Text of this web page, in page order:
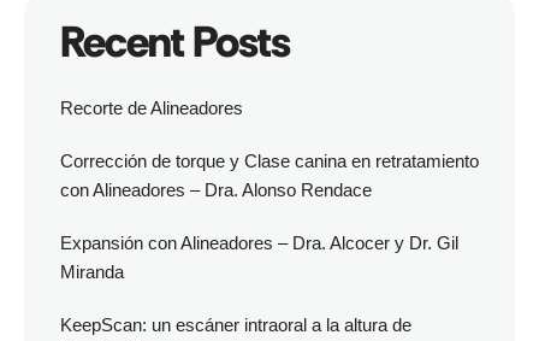
Recent Posts
Recorte de Alineadores
Corrección de torque y Clase canina en retratamiento
con Alineadores – Dra. Alonso Rendace
Expansión con Alineadores – Dra. Alcocer y Dr. Gil
Miranda
KeepScan: un escáner intraoral a la altura de